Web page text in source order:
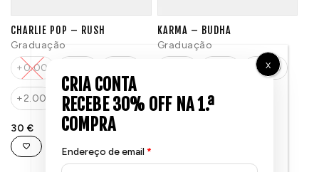
CHARLIE POP – RUSH
Graduação
+0.00
+2.00 +2.50 +3.00
30 €
KARMA – BUDHA
Graduação
+ 2.00
+2.50 +3.00
Endereço de email *
X